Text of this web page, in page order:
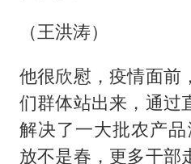
（王洪涛）
他很欣慰，疫情面前
们群体站出来，通过
解决了一大批农产
放不是春，更多干部